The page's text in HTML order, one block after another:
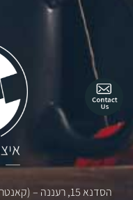
הסדנא 15, רעננה –